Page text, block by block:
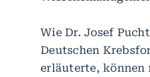
Wie Dr. Josef
Deutschen
erläuterte, können